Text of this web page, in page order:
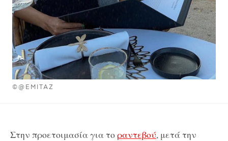
©@EMITAZ
Στην προετοιμασία για τοραντεβού, μετά την